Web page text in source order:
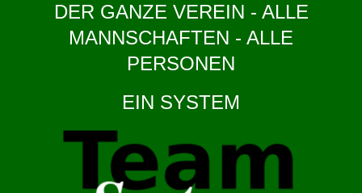
DER GANZE VEREIN - ALLE
MANNSCHAFTEN - ALLE
PERSONEN
EIN SYSTEM